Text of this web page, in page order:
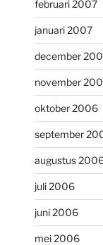
februari 2007
januari 2007
december
november
oktober 2006
september
augustus
juli 2006
juni 2006
mei 2006